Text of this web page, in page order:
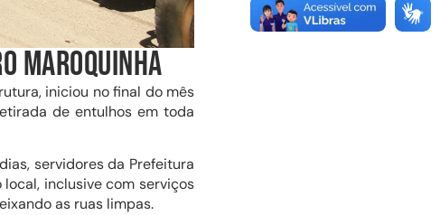
MAROQUINHA
iniciou no final do mês
de entulhos em toda
servidores da Prefeitura
inclusive com serviços
as ruas limpas.